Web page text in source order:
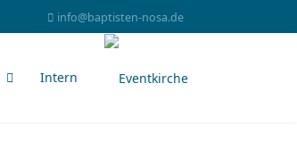
info@baptisten-nosa.de
Intern